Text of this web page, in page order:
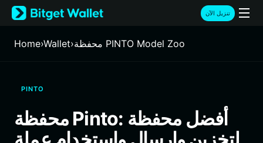
English
日本語
Русский
Italiano
Deutsch
简体中文
تنزيل الآن
Home›Wallet› محفظة PINTO Model Zoo
PINTO
محفظة Pinto: أفضل محفظة